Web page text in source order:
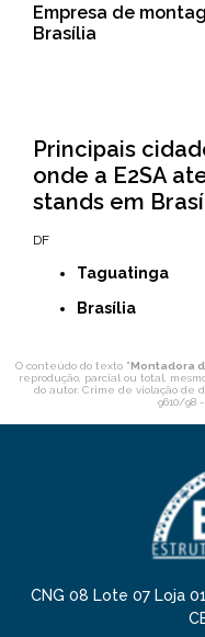
Empresa de
Brasília
Principais
onde a E2SA
stands em
DF
Taguatinga
Brasília
O conteúdo do texto "Montadora
reprodução, parcial ou total,
do autor. Crime de violação de
9610/98
CNG 08 Lote 07 Loja